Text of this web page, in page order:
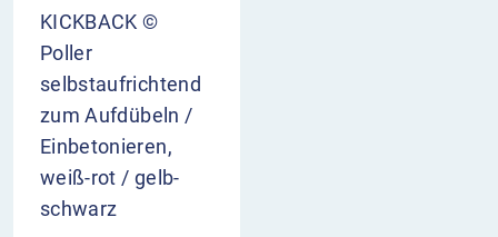
KICKBACK ©
Poller
selbstaufrichtend
zum Aufdübeln /
Einbetonieren,
weiß-rot / gelb-
schwarz